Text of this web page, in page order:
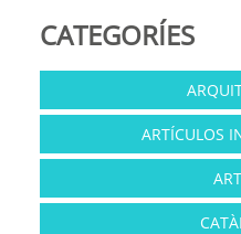
CATEGORÍES
ARTÍCULOS